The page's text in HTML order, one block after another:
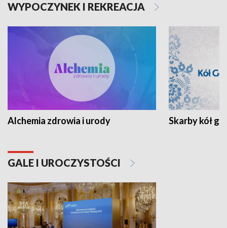
WYPOCZYNEK I REKREACJA
Alchemia zdrowia i urody Skarby kół
GALE I UROCZYSTOŚCI